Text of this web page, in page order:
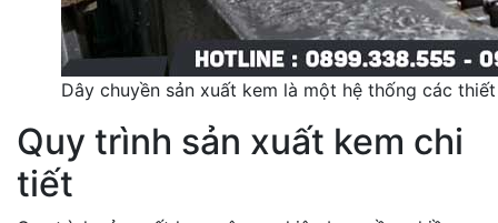
Dây chuyền sản xuất kem là một hệ thống các
Quy trình sản xuất kem chi
tiết